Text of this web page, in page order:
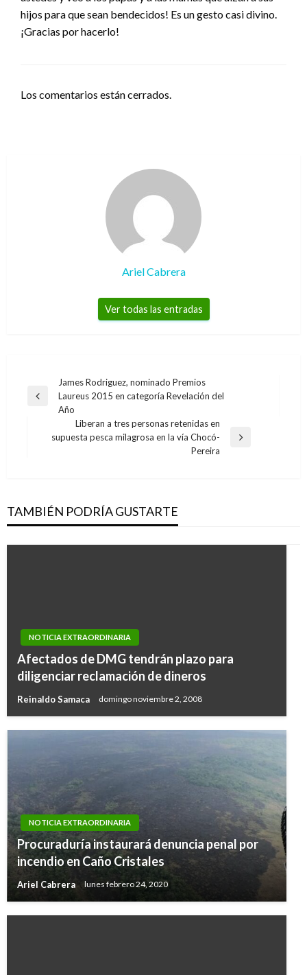
hijos para que sean bendecidos! Es un gesto casi divino.
¡Gracias por hacerlo!
Los comentarios están cerrados.
Ariel Cabrera
Ver todas las entradas
Navegación
de
entradas
Entrada
anterior
James Rodriguez, nominado Premios
Laureus 2015 en categoría Revelación del
Año
Entrada
Liberan a tres personas retenidas en
supuesta pesca milagrosa en la vía Chocó-
Pereira
TAMBIÉN PODRÍA GUSTARTE
NOTICIA EXTRAORDINARIA
Afectados de DMG tendrán plazo para
diligenciar reclamación de dineros
Reinaldo Samaca domingo noviembre 2, 2008
NOTICIA EXTRAORDINARIA
Procuraduría instaurará denuncia penal por
incendio en Caño Cristales
Ariel Cabrera lunes febrero 24, 2020